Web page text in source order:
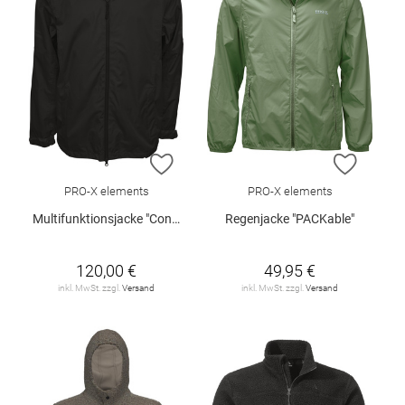
ZUR WUNSCHLISTE HINZUFÜGEN
PRO-X elements
Multifunktionsjacke "Conrad"
120,00 €
inkl. MwSt. zzgl. Versand
ZUR
PRO-X elements
Regenjacke "PACKable"
49,95 €
inkl. MwSt. zzgl. Versand